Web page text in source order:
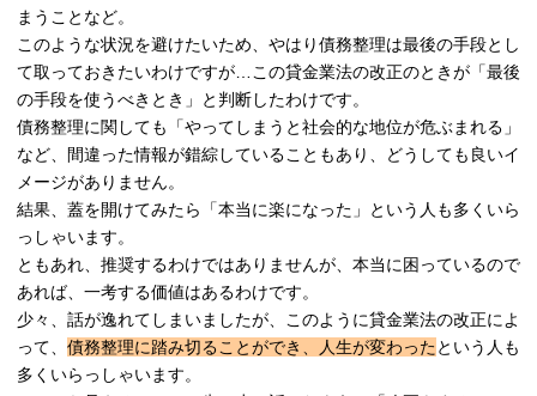
まうことなど。
このような状況を避けたいため、やはり債務整理は最後の手段とし
て取っておきたいわけですが…この貸金業法の改正のときが「最後
の手段を使うべきとき」と判断したわけです。
債務整理に関しても「やってしまうと社会的な地位が危ぶまれる」
など、間違った情報が錯綜していることもあり、どうしても良いイ
メージがありません。
結果、蓋を開けてみたら「本当に楽になった」という人も多くいら
っしゃいます。
ともあれ、推奨するわけではありませんが、本当に困っているので
あれば、一考する価値はあるわけです。
少々、話が逸れてしまいましたが、このように貸金業法の改正によ
って、 債務整理に踏み切ることができ、人生が変わったという人も
多くいらっしゃいます。